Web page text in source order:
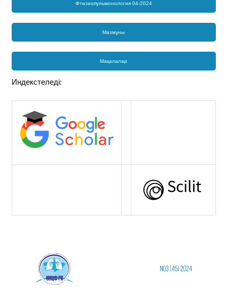
Фтизиопульмонология 04-2024
Мазмұны
Мақалалар
Индекстеледі: